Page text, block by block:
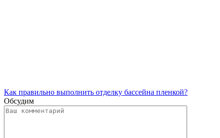
Как правильно выполнить отделку бассейна пленкой?
Обсудим